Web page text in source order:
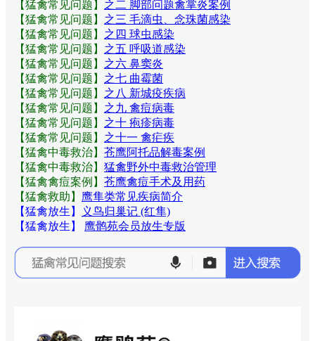
【猛禽常见问题 】 之二 脚部问题禽掌炎案例
【猛禽常见问题 】 之三 毛滴虫、念珠菌感染
【猛禽常见问题 】 之四 球虫感染
【猛禽常见问题 】 之五 呼吸道感染
【猛禽常见问题 】 之六 鼻窦炎
【猛禽常见问题 】 之七 曲霉菌
【猛禽常见问题 】 之八 新城疫疾病
【猛禽常见问题 】 之九 禽痘病毒
【猛禽常见问题 】 之十 疱疹病毒
【猛禽常见问题 】 之十一 禽疟疾
【猛禽中毒救治】 苍鹰阿托品解毒案例
【猛禽中毒救治】 猛禽野外中毒救治管理
【猛禽禽痘案例】 苍鹰禽痘手术及用药
【猛禽救助】 鹰隼类常见疾病简介
【猛禽放生】
义鸟归巢记 (红隼)
【猛禽放生】
鹰鹘苑会员放生专版